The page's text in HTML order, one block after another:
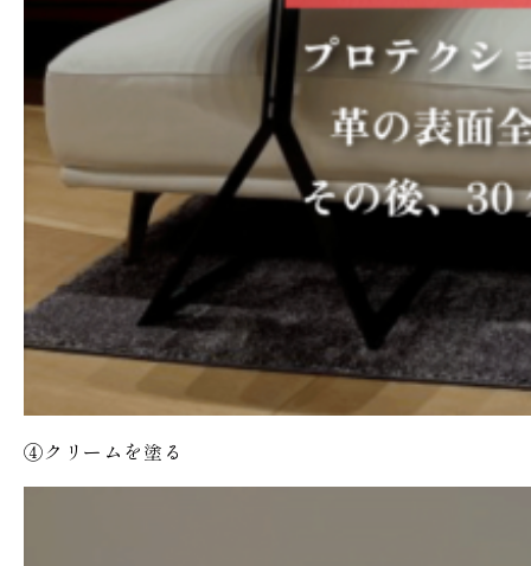
④クリームを塗る